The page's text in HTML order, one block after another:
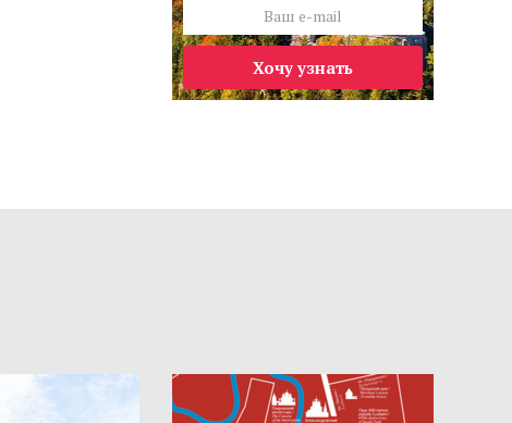
Хочу узнать